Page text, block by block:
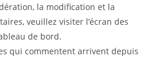
la modification et la
veuillez visiter l’écran des
de bord.
qui commentent arrivent depuis